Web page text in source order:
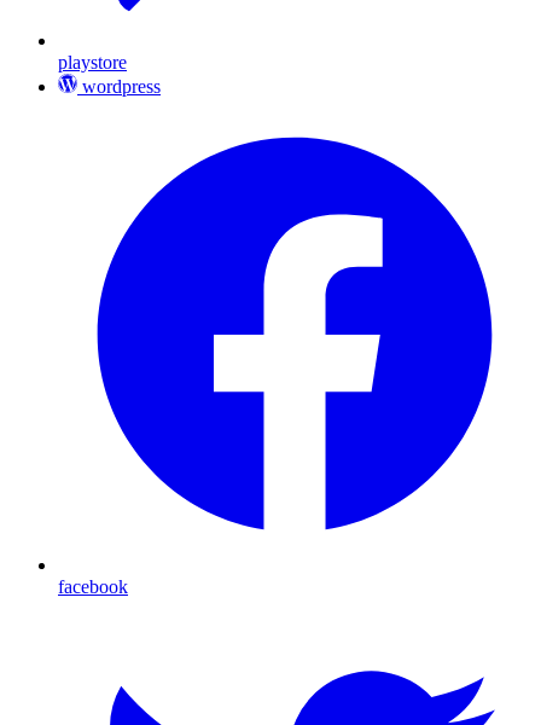
playstore
wordpress
facebook